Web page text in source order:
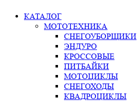
КАТАЛОГ
МОТОТЕХНИКА
СНЕГОУБОРЩИКИ
ЭНДУРО
КРОССОВЫЕ
ПИТБАЙКИ
МОТОЦИКЛЫ
СНЕГОХОДЫ
КВАДРОЦИКЛЫ